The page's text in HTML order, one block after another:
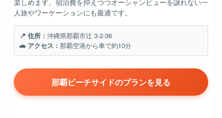
楽しめます。宿泊費を抑えつつオーシャンビューを譲れない一
人旅やワーケーションにも最適です。
📍 住所： 沖縄県那覇市辻 3-2-36
🚗 アクセス： 那覇空港から車で約10分
那覇ビーチサイドのプランを見る